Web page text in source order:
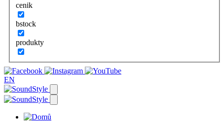
cenik
bstock
produkty
EN